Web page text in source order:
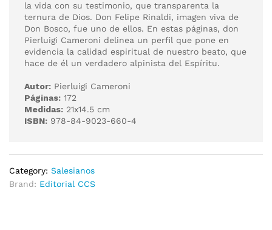
la vida con su testimonio, que transparenta la
ternura de Dios. Don Felipe Rinaldi, imagen viva de
Don Bosco, fue uno de ellos. En estas páginas, don
Pierluigi Cameroni delinea un perfil que pone en
evidencia la calidad espiritual de nuestro beato, que
hace de él un verdadero alpinista del Espíritu.
Autor: Pierluigi Cameroni
Páginas: 172
Medidas: 21x14.5 cm
ISBN: 978-84-9023-660-4
Category: Salesianos
Brand: Editorial CCS